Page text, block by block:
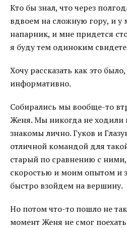
Кто бы знал, что через
вдвоем на сложную гору, и у
напарник, и мне придется
я буду тем одиноким
Хочу рассказать как это
информативно.
Собирались мы вообще-то
Женя. Мы никогда не ходили
знакомы лично. Гуков и
отличной командой для
старый по сравнению с
скоростью и моим опытом и
быстро взойдем на вершину.
Но потом что-то пошло не
момент Женя не смог